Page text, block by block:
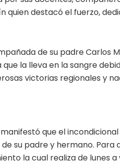
quien destacó el fuerzo,
de su padre Carlos
la lleva en la sangre
victorias regionales y
que el
su padre y hermano.
la cual realiza de lunes